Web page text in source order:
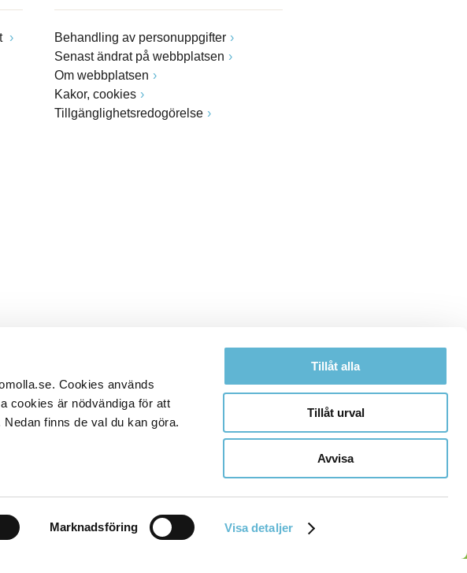
Cookies används
cookies är nödvändiga för att
finns de val du kan göra.
Marknadsföring Visa detaljer
Tillåt alla
Tillåt urval
Avvisa
Behandling av personuppgifter
Senast ändrat på webbplatsen
Om webbplatsen
Kakor, cookies
Tillgänglighetsredogörelse